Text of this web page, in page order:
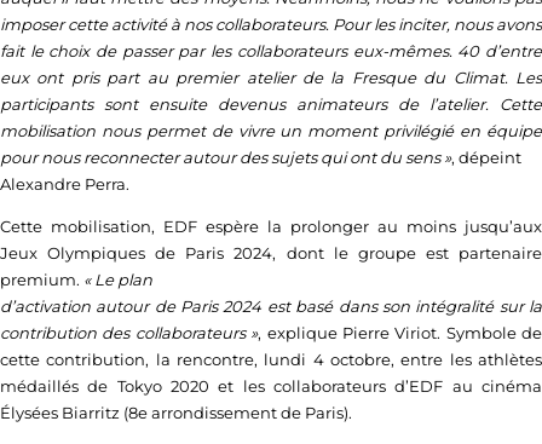
imposer cette activité à nos collaborateurs. Pour les inciter, nous avons
fait le choix de passer par les collaborateurs eux-mêmes. 40 d’entre
eux ont pris part au premier atelier de la Fresque du Climat. Les
participants sont ensuite devenus animateurs de l’atelier. Cette
mobilisation nous permet de vivre un moment privilégié en équipe
pour nous reconnecter autour des sujets qui ont du sens », dépeint
Alexandre Perra.
Cette mobilisation, EDF espère la prolonger au moins jusqu’aux
Jeux Olympiques de Paris 2024, dont le groupe est partenaire
premium. « Le plan
d’activation autour de Paris 2024 est basé dans son intégralité sur la
contribution des collaborateurs », explique Pierre Viriot. Symbole de
cette contribution, la rencontre, lundi 4 octobre, entre les athlètes
médaillés de Tokyo 2020 et les collaborateurs d’EDF au cinéma
Élysées Biarritz (8e arrondissement de Paris).